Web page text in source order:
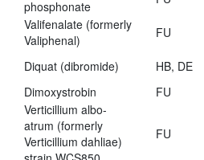
phosphonate
Valifenalate (formerly
Valiphenal)
FU
Diquat (dibromide) HB, DE
Dimoxystrobin
FU
Verticillium albo-
atrum (formerly
Verticillium dahliae)
FU